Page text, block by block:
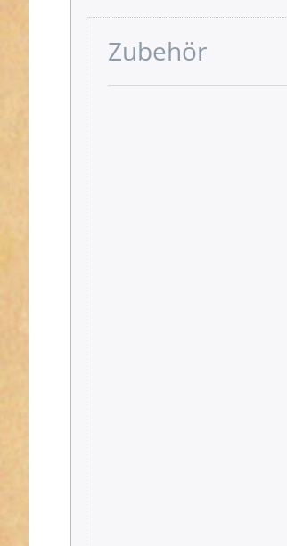
Zubehör